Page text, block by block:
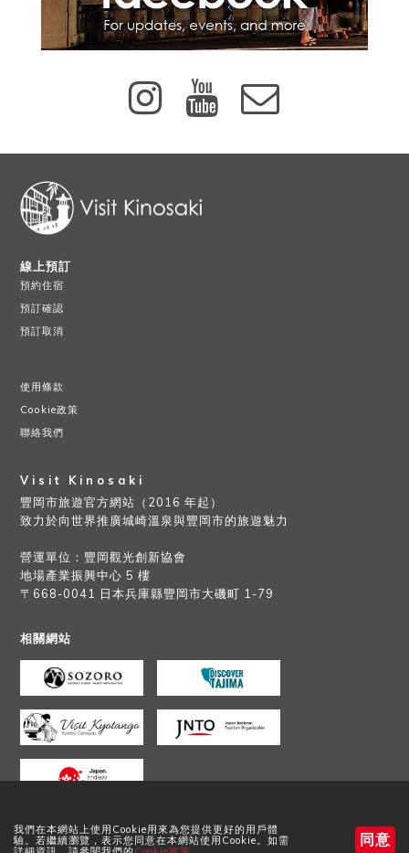
我們在本網站上使用Cookie用來為您提供更好的用戶體
驗。若繼續瀏覽，表示您同意在本網站使用Cookie。如需
同意
線上預訂
預約住宿
預訂確認
預訂取消
使用條款
Cookie政策
聯絡我們
Visit Kinosaki
豐岡市旅遊官方網站（2016 年起）
致力於向世界推廣城崎溫泉與豐岡市的旅遊魅力
營運單位：豐岡觀光創新協會
地場產業振興中心 5 樓
〒668-0041 日本兵庫縣豐岡市大磯町 1-79
相關網站
©2017 豐岡市役所版權所有。保留所有權利。